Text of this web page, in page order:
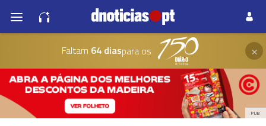
Faltam 64 diaspara os ×
PUB